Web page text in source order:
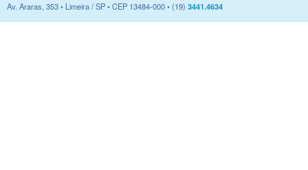
Av. Araras, 353 • Limeira / SP • CEP 13484-000 • (19) 3441.4634